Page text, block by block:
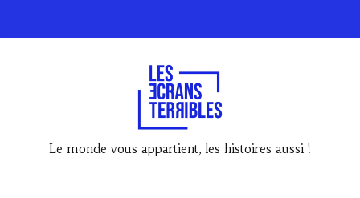
Le monde vous appartient, les histoires aussi !